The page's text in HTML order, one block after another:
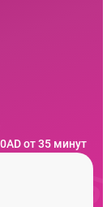
от 35 минут